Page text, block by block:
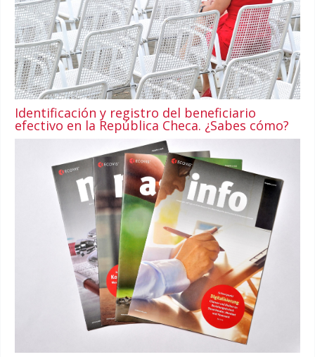
Identificación y registro del beneficiario
efectivo en la República Checa. ¿Sabes cómo?